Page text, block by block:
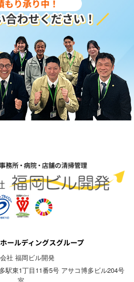
社 福岡ビル開発
駅東1丁目11番5号 アサコ博多ビル204号
室